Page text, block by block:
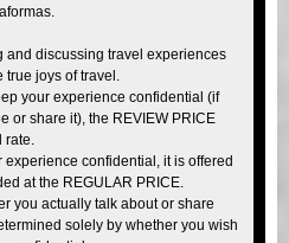
and discussing travel experiences
joys of travel.
your experience confidential (if
or share it), the REVIEW PRICE
experience confidential, it is offered
at the REGULAR PRICE.
you actually talk about or share
solely by whether you wish